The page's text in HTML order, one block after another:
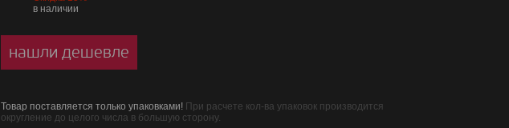
в наличии
нашли дешевле
Товар поставляется только упаковками! При расчете кол-ва упаковок производится
округление до целого числа в большую сторону.